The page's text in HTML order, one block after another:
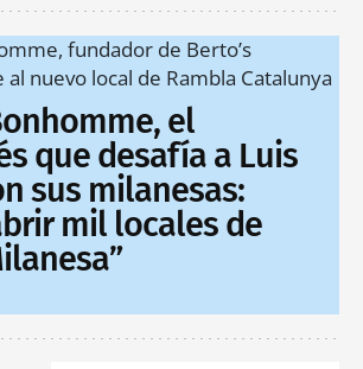
el
que desafía a Luis
sus milanesas:
mil locales de